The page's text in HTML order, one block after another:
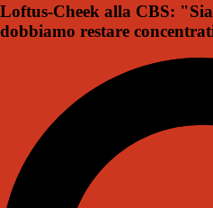
Loftus-Cheek alla CBS:
dobbiamo restare